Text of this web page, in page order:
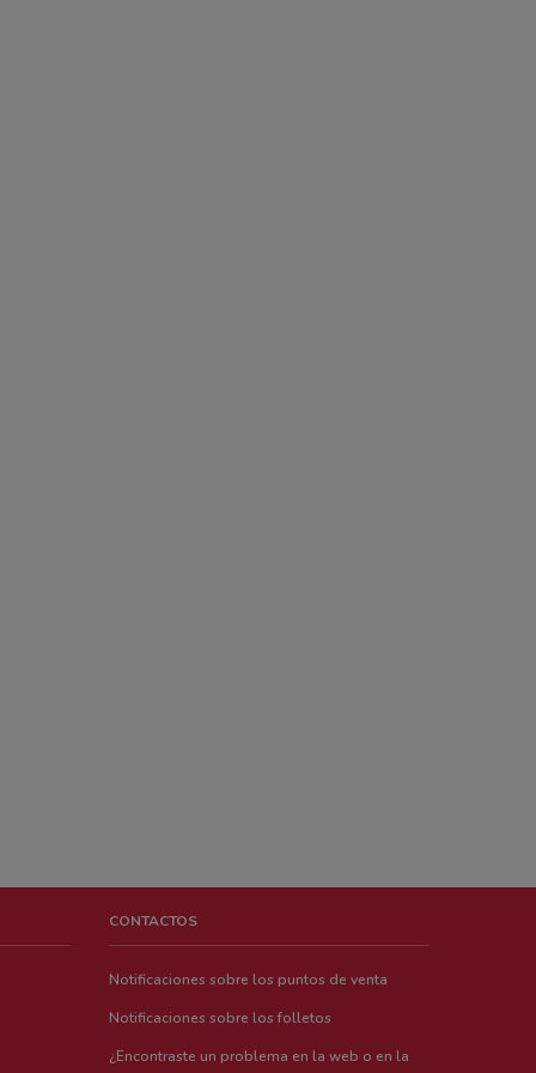
CONTACTOS
Notificaciones sobre los puntos de venta
Notificaciones sobre los folletos
¿Encontraste un problema en la web o en la